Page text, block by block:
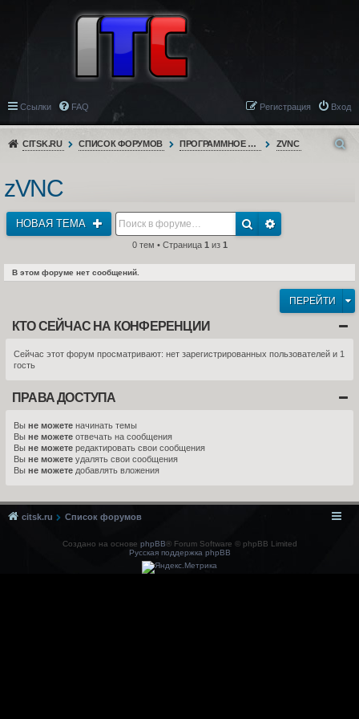
Ссылки FAQ Вход
Регистрация
CITSK.RU СПИСОК ФОРУМОВ ПРОГРАММНОЕ ОБЕСПЕЧЕНИЕ ZVNC
zVNC
НОВАЯ ТЕМА
0 тем • Страница 1 из 1
В этом форуме нет сообщений.
ПЕРЕЙТИ
КТО СЕЙЧАС НА КОНФЕРЕНЦИИ
Сейчас этот форум просматривают: нет зарегистрированных пользователей и 1
гость
ПРАВА ДОСТУПА
Вы не можете начинать темы
Вы не можете отвечать на сообщения
Вы не можете редактировать свои сообщения
Вы не можете удалять свои сообщения
Вы не можете добавлять вложения
citsk.ru Список форумов
Создано на основе phpBB® Forum Software © phpBB Limited
Русская поддержка phpBB